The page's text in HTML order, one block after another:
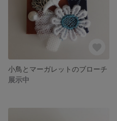
小鳥とマーガレットのブローチ
展示中